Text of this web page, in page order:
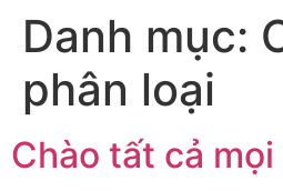
Danh mục:
phân loại
Chào tất cả